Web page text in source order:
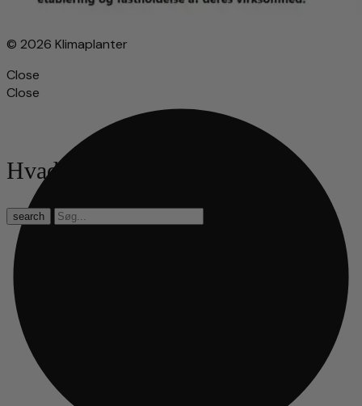
© 2026 Klimaplanter
Close
Close
Hvad leder du efter?
search